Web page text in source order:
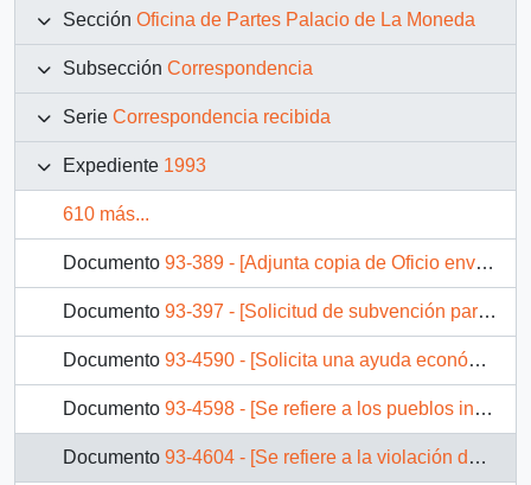
Sección Oficina de Partes Palacio de La Moneda
Subsección Correspondencia
Serie Correspondencia recibida
Expediente 1993
610 más...
Documento 93-389 - [Adjunta copia de Oficio enviado al Sr. Ministro de Hacienda, respecto a estudio de Proyecto de Ley Ampliación de Planta de personal de EMPORCHI]
Documento 93-397 - [Solicitud de subvención para el Instituto Histórico Arturo Prat]
Documento 93-4590 - [Solicita una ayuda económica para financiar la compra de equipos para una radio emisora que opera la Iglesia en Cauquenes]
Documento 93-4598 - [Se refiere a los pueblos indígenas]
Documento 93-4604 - [Se refiere a la violación de los derechos humanos de los pueblos indígenas]